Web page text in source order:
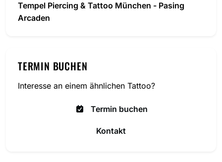
Tempel Piercing & Tattoo München - Pasing
Arcaden
TERMIN BUCHEN
Interesse an einem ähnlichen Tattoo?
Termin buchen
Kontakt